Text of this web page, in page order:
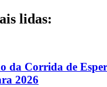
lidas:
da Corrida de
2026